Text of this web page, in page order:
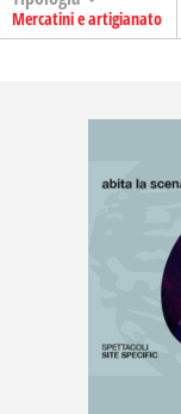
Mercatini e artigianato